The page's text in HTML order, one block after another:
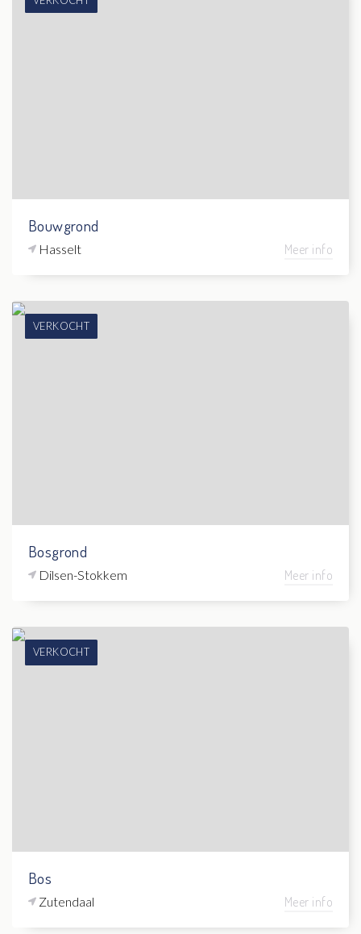
Bouwgrond
Hasselt Meer info
VERKOCHT
Bosgrond
Dilsen-Stokkem Meer info
VERKOCHT
Bos
Zutendaal Meer info